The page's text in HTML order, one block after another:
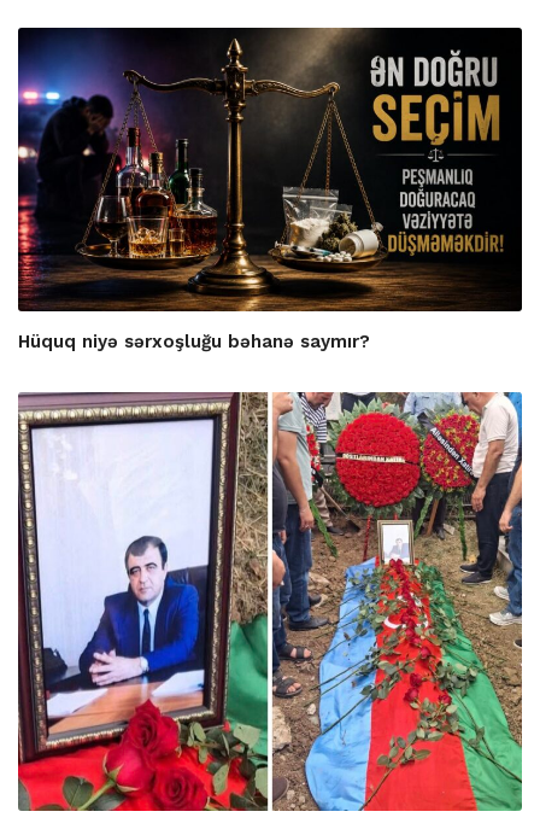
Hüquq niyə sərxoşluğu bəhanə saymır?